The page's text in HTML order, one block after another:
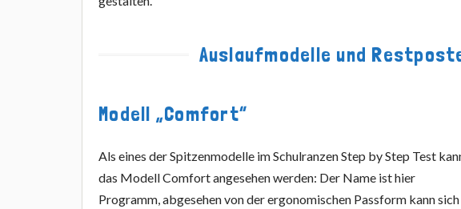
Auslaufmodelle und
Modell „Comfort“
Als eines der Spitzenmodelle im Schulranzen Step by Step Test
das Modell Comfort angesehen werden: Der Name ist hier
Programm, abgesehen von der ergonomischen Passform kann